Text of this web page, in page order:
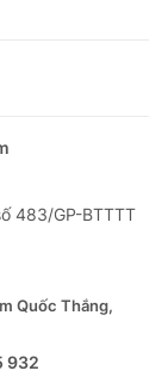
483/GP-BTTTT
Quốc Thắng,
932